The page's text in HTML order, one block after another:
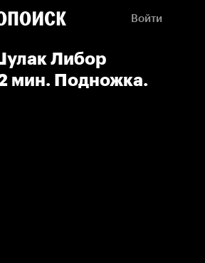
Войти
Либор
мин. Подножка.